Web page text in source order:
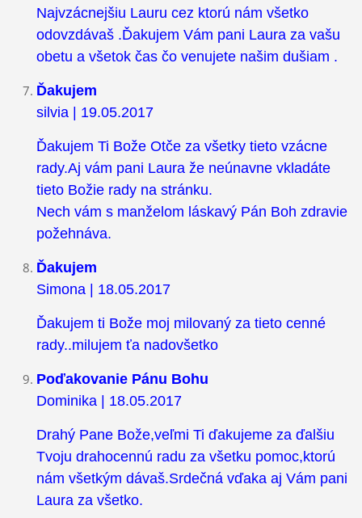
Najvzácnejšiu Lauru cez ktorú nám všetko
odovzdávaš .Ďakujem Vám pani Laura za vašu
obetu a všetok čas čo venujete našim dušiam .
Ďakujem
silvia | 19.05.2017
Ďakujem Ti Bože Otče za všetky tieto vzácne
rady.Aj vám pani Laura že neúnavne vkladáte
tieto Božie rady na stránku.
Nech vám s manželom láskavý Pán Boh zdravie
požehnáva.
Ďakujem
Simona | 18.05.2017
Ďakujem ti Bože moj milovaný za tieto cenné
rady..milujem ťa nadovšetko
Poďakovanie Pánu Bohu
Dominika | 18.05.2017
Drahý Pane Bože,veľmi Ti ďakujeme za ďalšiu
Tvoju drahocennú radu za všetku pomoc,ktorú
nám všetkým dávaš.Srdečná vďaka aj Vám pani
Laura za všetko.